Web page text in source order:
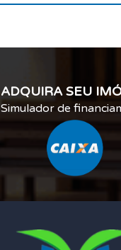
ADQUIRA SEU
Simulador de